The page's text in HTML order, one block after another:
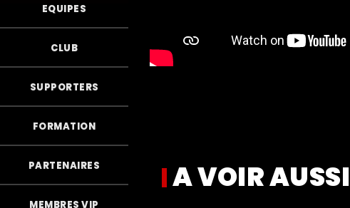
EQUIPES
CLUB
SUPPORTERS
FORMATION
PARTENAIRES
MEMBRES VIP
A VOIR AUSSI